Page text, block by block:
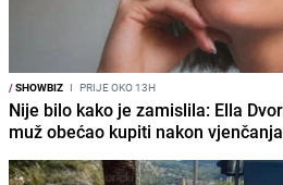
/SHOWBIZ I PRIJE OKO 13H
Nije bilo kako je zamislila: Ella
muž obećao kupiti nakon vjenčanja